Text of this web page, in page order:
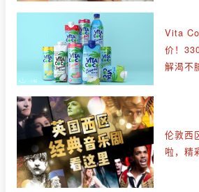
Vita
价！
解渴不
伦敦西
啦，精